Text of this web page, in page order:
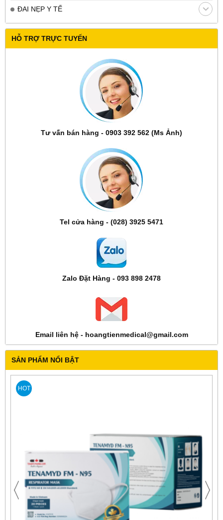
ĐAI NẸP Y TẾ
HỖ TRỢ TRỰC TUYẾN
Tư vấn bán hàng - 0903 392 562 (Ms Ảnh)
Tel cửa hàng - (028) 3925 5471
Zalo Đặt Hàng - 093 898 2478
Email liên hệ - hoangtienmedical@gmail.com
SẢN PHẨM NỔI BẬT
HOT